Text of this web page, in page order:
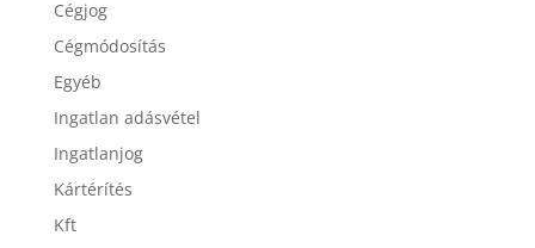
Cégjog
Cégmódosítás
Egyéb
Ingatlan adásvétel
Ingatlanjog
Kártérítés
Kft